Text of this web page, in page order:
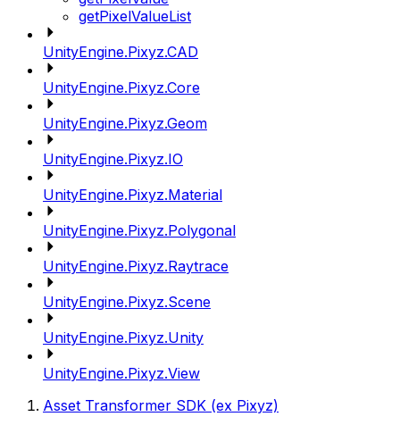
getPixelValueList
UnityEngine.Pixyz.CAD
UnityEngine.Pixyz.Core
UnityEngine.Pixyz.Geom
UnityEngine.Pixyz.IO
UnityEngine.Pixyz.Material
UnityEngine.Pixyz.Polygonal
UnityEngine.Pixyz.Raytrace
UnityEngine.Pixyz.Scene
UnityEngine.Pixyz.Unity
UnityEngine.Pixyz.View
Asset Transformer SDK (ex Pixyz)